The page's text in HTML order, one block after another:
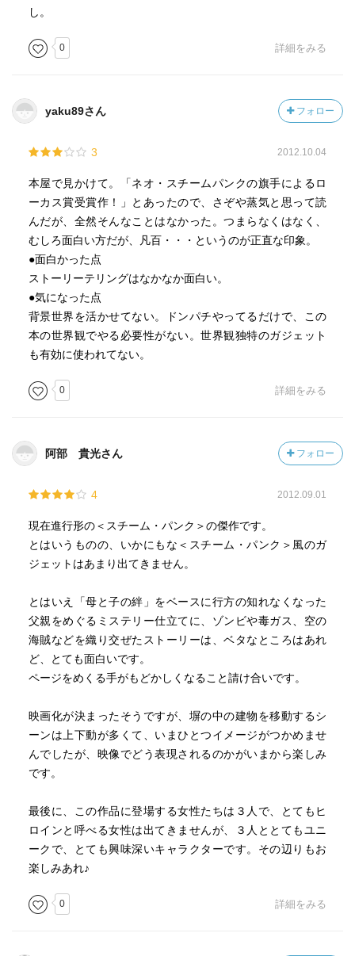
し。
0 詳細をみる
yaku89さん フォロー
3 2012.10.04
本屋で見かけて。「ネオ・スチームパンクの旗手によるロ
ーカス賞受賞作！」とあったので、さぞや蒸気と思って読
んだが、全然そんなことはなかった。つまらなくはなく、
むしろ面白い方だが、凡百・・・というのが正直な印象。
●面白かった点
ストーリーテリングはなかなか面白い。
●気になった点
背景世界を活かせてない。ドンパチやってるだけで、この
本の世界観でやる必要性がない。世界観独特のガジェット
も有効に使われてない。
0 詳細をみる
阿部 貴光さん フォロー
4 2012.09.01
現在進行形の＜スチーム・パンク＞の傑作です。
とはいうものの、いかにもな＜スチーム・パンク＞風のガ
ジェットはあまり出てきません。
とはいえ「母と子の絆」をベースに行方の知れなくなった
父親をめぐるミステリー仕立てに、ゾンビや毒ガス、空の
海賊などを織り交ぜたストーリーは、ベタなところはあれ
ど、とても面白いです。
ページをめくる手がもどかしくなること請け合いです。
映画化が決まったそうですが、塀の中の建物を移動するシ
ーンは上下動が多くて、いまひとつイメージがつかめませ
んでしたが、映像でどう表現されるのかがいまから楽しみ
です。
最後に、この作品に登場する女性たちは３人で、とてもヒ
ロインと呼べる女性は出てきませんが、３人ととてもユニ
ークで、とても興味深いキャラクターです。その辺りもお
楽しみあれ♪
0 詳細をみる